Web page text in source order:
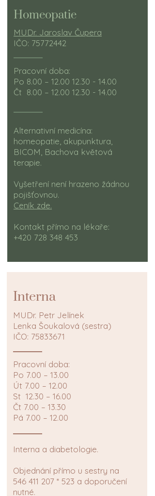
Homeopatie
MUDr. Jaroslav Čupera
IČO: 75772442
Pracovní doba:
Po 8.00 – 12.00 12.30 - 14.00
Čt 8.00 – 12.00 12.30 - 14.00
Alternativní medicína:
homeopatie, akupunktura,
BICOM, Bachova květová
terapie.
Vyšetření není hrazeno žádnou
pojišťovnou.
Ceník zde.
Kontakt přímo na lékaře:
+420 728 348 453
Interna
MUDr. Petr Jelínek
Lenka Šoukalová (sestra)
IČO: 75833671
Pracovní doba:
Po 7.00 – 13.00
Út 7.00 – 12.00
St 12.30 – 16.00
Čt 7.00 – 13.30
Pá 7.00 – 12.00
Interna a diabetologie.
Objednání přímo u sestry na
546 411 207 * 523 a doporučení
nutné.